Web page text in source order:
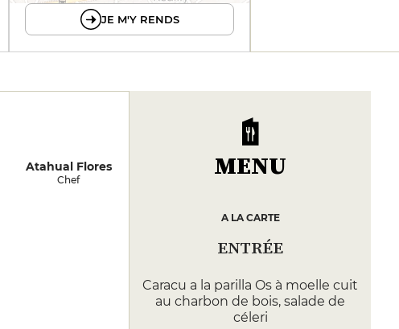
JE M'Y RENDS
Atahual Flores
Chef MENU
A LA CARTE
ENTRÉE
Caracu a la parilla Os à moelle cuit
au charbon de bois, salade de
céleri